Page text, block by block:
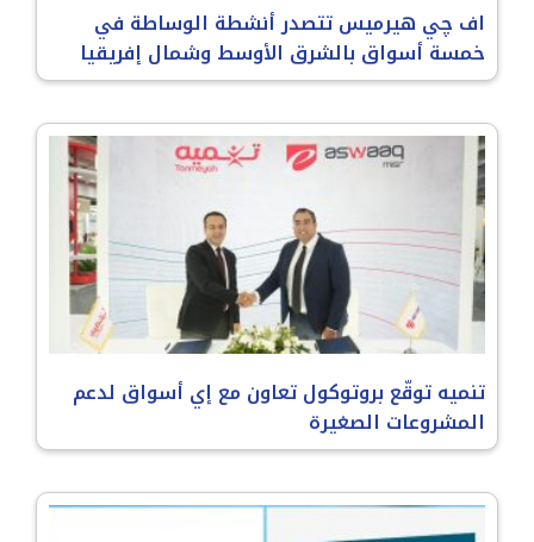
اف چي هيرميس تتصدر أنشطة الوساطة في
خمسة أسواق بالشرق الأوسط وشمال إفريقيا
تنميه توقّع بروتوكول تعاون مع إي أسواق لدعم
المشروعات الصغيرة